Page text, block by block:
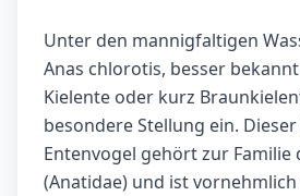
Unter den mannigfaltigen
Anas chlorotis, besser
Kielente oder kurz
besondere Stellung ein.
Entenvogel gehört zur Familie
(Anatidae) und ist